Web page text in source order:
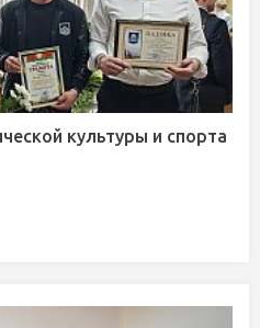
культуры и спорта